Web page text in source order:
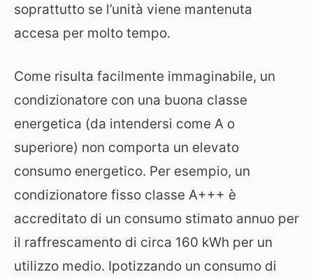
soprattutto se l’unità viene mantenuta
accesa per molto tempo.
Come risulta facilmente immaginabile, un
condizionatore con una buona classe
energetica (da intendersi come A o
superiore) non comporta un elevato
consumo energetico. Per esempio, un
condizionatore fisso classe A+++ è
accreditato di un consumo stimato annuo per
il raffrescamento di circa 160 kWh per un
utilizzo medio. Ipotizzando un consumo di